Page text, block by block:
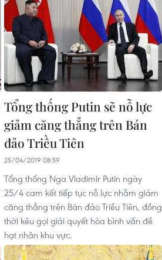
Tổng thống Putin sẽ nỗ lực
giảm căng thẳng trên Bán
đảo Triều Tiên
25/04/2019 08:59
Tổng thống Nga Vladimir Putin ngày
25/4 cam kết tiếp tục nỗ lực nhằm giảm
căng thẳng trên Bán đảo Triều Tiên, đồng
thời kêu gọi giải quyết hòa bình vấn đề
hạt nhân khu vực.